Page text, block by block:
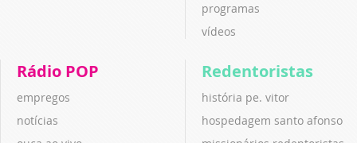
programas
vídeos
Rádio POP
empregos
notícias
Redentoristas
história pe. vitor
hospedagem santo afonso